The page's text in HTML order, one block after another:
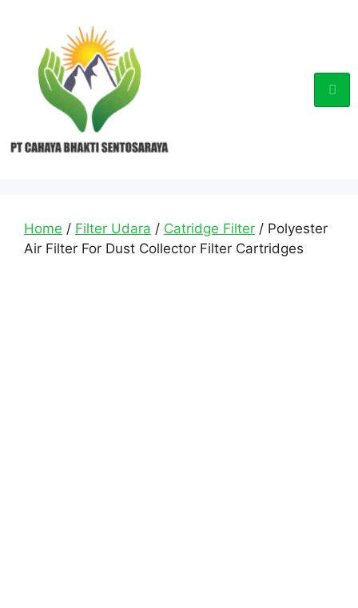
Home / Filter Udara / Catridge Filter / Polyester
Air Filter For Dust Collector Filter Cartridges